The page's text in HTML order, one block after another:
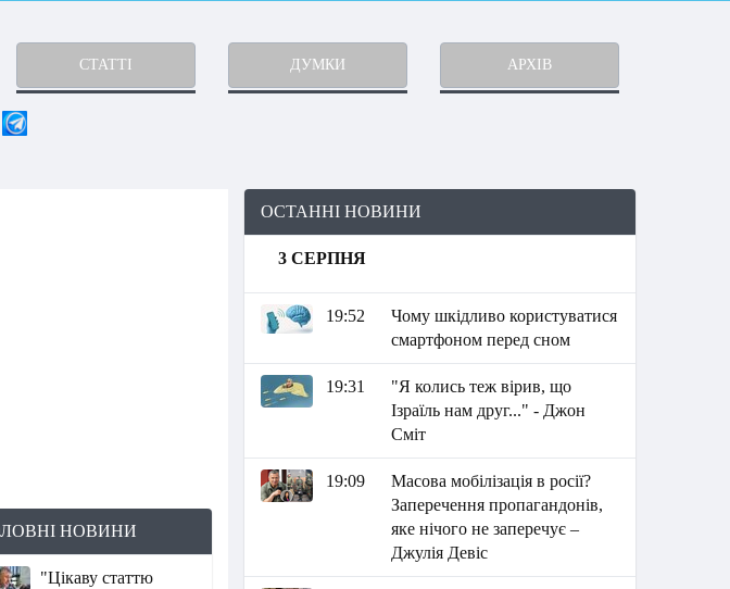
СТАТТІ ДУМКИ АРХІВ
НОВИНИ
"Цікаву статтю
ОСТАННІ НОВИНИ
3 СЕРПНЯ
19:52
Чому шкідливо користуватися
смартфоном перед сном
19:31
"Я колись теж вірив, що
Ізраїль нам друг..." - Джон
Сміт
19:09
Масова мобілізація в росії?
Заперечення пропагандонів,
яке нічого не заперечує –
Джулія Девіс